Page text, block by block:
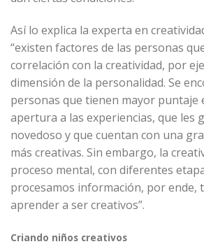
Así lo explica la experta en
“existen factores de las personas
correlación con la creatividad, por
dimensión de la personalidad. Se
personas que tienen mayor puntaje
apertura a las experiencias, que les
novedoso y que cuentan con una
más creativas. Sin embargo, la
proceso mental, con diferentes
procesamos información, por ende,
aprender a ser creativos”.
Criando niños creativos